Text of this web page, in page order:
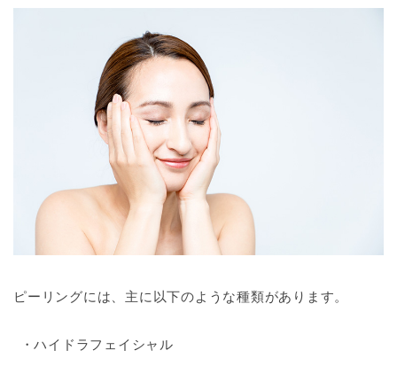
ピーリングには、主に以下のような種類があります。
ハイドラフェイシャル